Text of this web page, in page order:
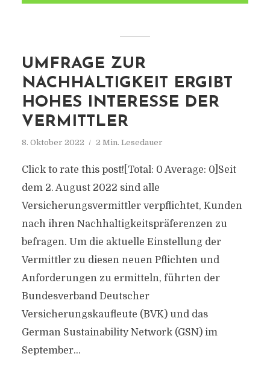
UMFRAGE ZUR
NACHHALTIGKEIT ERGIBT
HOHES INTERESSE DER
VERMITTLER
8. Oktober 2022 2 Min. Lesedauer
Click to rate this post![Total: 0 Average: 0]Seit
dem 2. August 2022 sind alle
Versicherungsvermittler verpflichtet, Kunden
nach ihren Nachhaltigkeitspräferenzen zu
befragen. Um die aktuelle Einstellung der
Vermittler zu diesen neuen Pflichten und
Anforderungen zu ermitteln, führten der
Bundesverband Deutscher
Versicherungskaufleute (BVK) und das
German Sustainability Network (GSN) im
September...